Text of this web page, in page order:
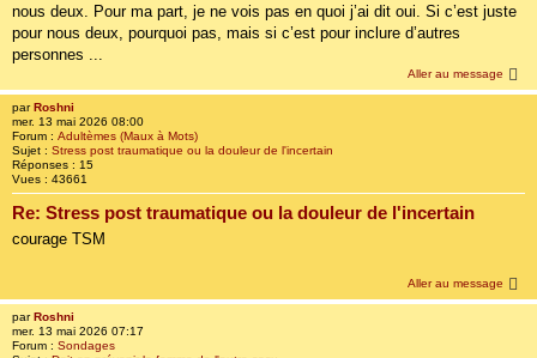
nous deux. Pour ma part, je ne vois pas en quoi j’ai dit oui. Si c’est juste
pour nous deux, pourquoi pas, mais si c’est pour inclure d’autres
personnes ...
Aller au message
parRoshni
mer. 13 mai 2026 08:00
Forum : Adultèmes (Maux à Mots)
Sujet : Stress post traumatique ou la douleur de l'incertain
Réponses : 15
Vues : 43661
Re: Stress post traumatique ou la douleur de l'incertain
courage TSM
Aller au message
par Roshni
mer. 13 mai 2026 07:17
Forum : Sondages